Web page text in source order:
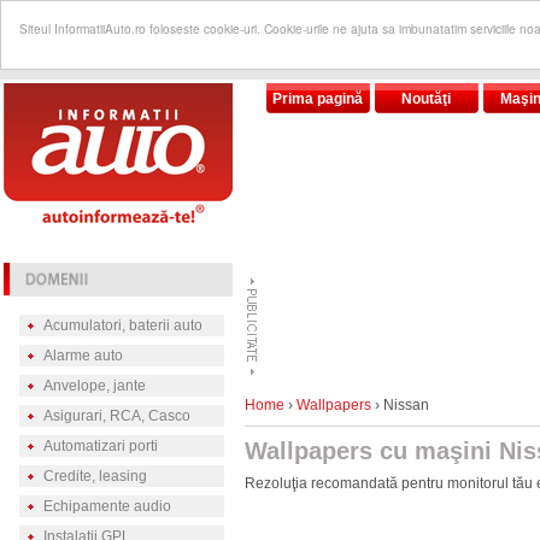
Siteul InformatiiAuto.ro foloseste cookie-uri. Cookie-urile ne ajuta sa imbunatatim serviciile
Prima pagină Noutăţi
Acumulatori, baterii auto
Alarme auto
Anvelope, jante
Asigurari, RCA, Casco
Automatizari porti
Credite, leasing
Echipamente audio
Instalatii GPL
Home › Wallpapers › Nissan
Wallpapers cu maşini
Rezoluţia recomandată pentru monitorul tău